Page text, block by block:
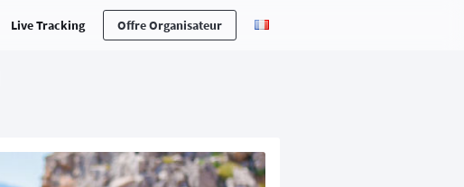
Live Tracking Offre Organisateur